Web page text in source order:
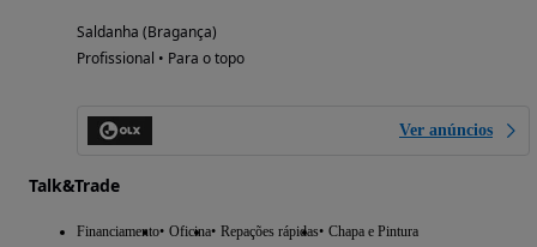
Saldanha (Bragança)
Profissional • Para o topo
Ver anúncios
Talk&Trade
Financiamento Oficina Repações rápidas Chapa e Pintura